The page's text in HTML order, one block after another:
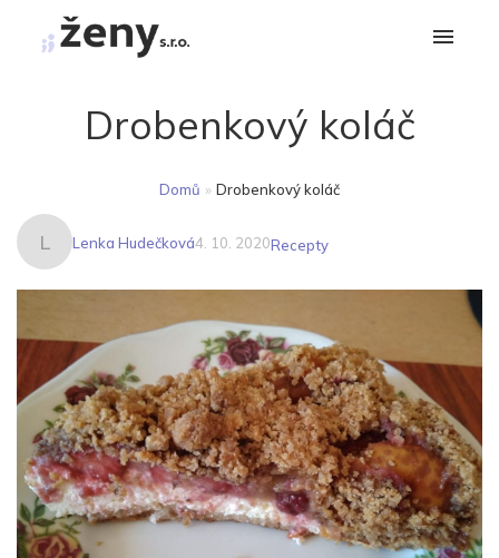
Drobenkový koláč
Domů » Drobenkový koláč
L Lenka Hudečková4. 10. 2020Recepty